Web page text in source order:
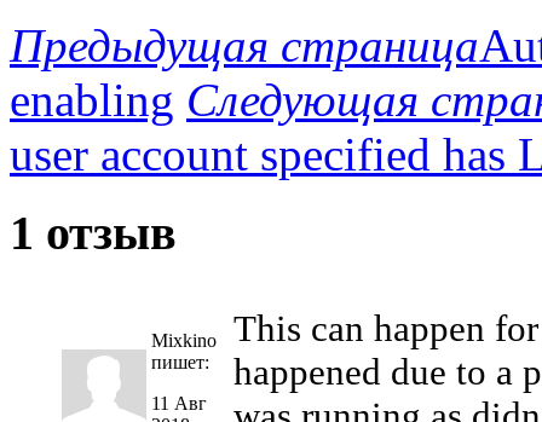
Предыдущая страница
enabling Следующая
user account specified has
1 отзыв
Mixkino
пишет:
11 Авг
This can happen
happened due to a